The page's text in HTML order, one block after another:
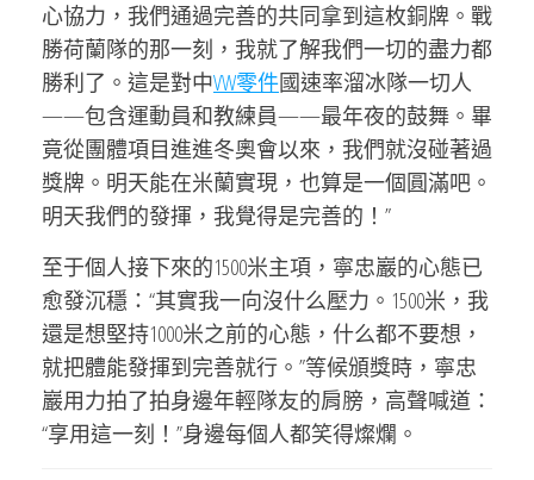
心協力，我們通過完善的共同拿到這枚銅牌。戰
勝荷蘭隊的那一刻，我就了解我們一切的盡力都
勝利了。這是對中VW零件國速率溜冰隊一切人
——包含運動員和教練員——最年夜的鼓舞。畢
竟從團體項目進進冬奧會以來，我們就沒碰著過
獎牌。明天能在米蘭實現，也算是一個圓滿吧。
明天我們的發揮，我覺得是完善的！”
至于個人接下來的1500米主項，寧忠巖的心態已
愈發沉穩：“其實我一向沒什么壓力。1500米，我
還是想堅持1000米之前的心態，什么都不要想，
就把體能發揮到完善就行。”等候頒獎時，寧忠
巖用力拍了拍身邊年輕隊友的肩膀，高聲喊道：
“享用這一刻！”身邊每個人都笑得燦爛。